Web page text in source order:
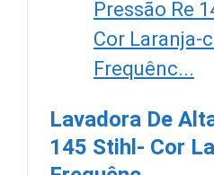
Lavadora De
145 Stihl- Cor